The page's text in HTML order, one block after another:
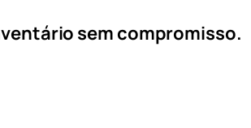
sem compromisso.